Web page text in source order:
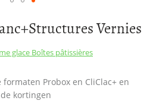
Vernies
glace Boîtes pâtissières
Probox en CliClac+ en
kortingen